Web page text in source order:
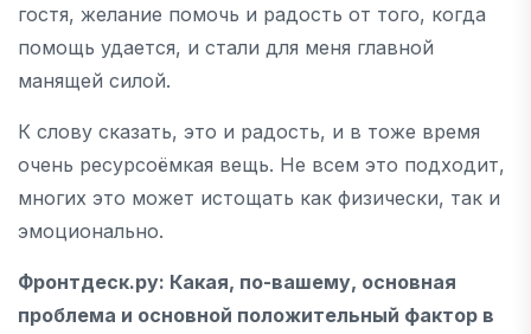
гостя, желание помочь и радость от того, когда
помощь удается, и стали для меня главной
манящей силой.
К слову сказать, это и радость, и в тоже время
очень ресурсоёмкая вещь. Не всем это подходит,
многих это может истощать как физически, так и
эмоционально.
Фронтдеск.ру: Какая, по-вашему, основная
проблема и основной положительный фактор в